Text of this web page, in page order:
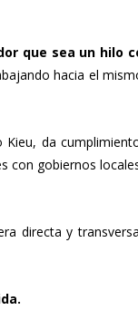
que sea un
hacia el
da
gobiernos
directa y